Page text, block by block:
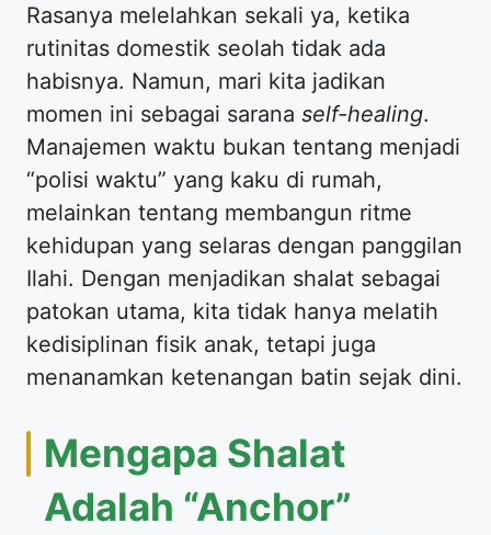
​Rasanya melelahkan sekali ya, ketika
rutinitas domestik seolah tidak ada
habisnya. Namun, mari kita jadikan
momen ini sebagai sarana self-healing.
Manajemen waktu bukan tentang menjadi
“polisi waktu” yang kaku di rumah,
melainkan tentang membangun ritme
kehidupan yang selaras dengan panggilan
Ilahi. Dengan menjadikan shalat sebagai
patokan utama, kita tidak hanya melatih
kedisiplinan fisik anak, tetapi juga
menanamkan ketenangan batin sejak dini.
​Mengapa Shalat
Adalah “Anchor”